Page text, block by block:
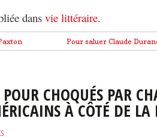
dans vie littéraire.
Pour saluer Claude
CHOQUÉS PAR
À CÔTÉ DE LA